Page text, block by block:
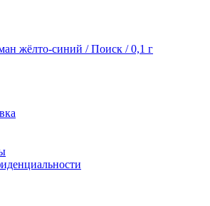
жёлто-синий / Поиск / 0,1 г